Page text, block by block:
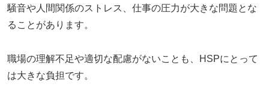
騒音や人間関係のストレス、仕事の圧力が大きな問題とな
ることがあります。
職場の理解不足や適切な配慮がないことも、HSPにとって
は大きな負担です。